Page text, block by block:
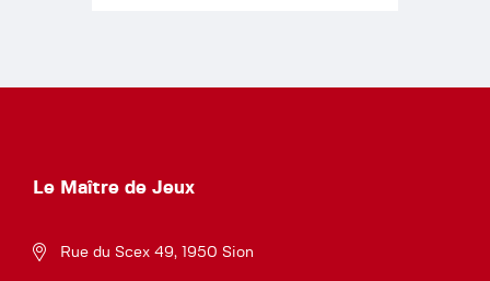
Le Maître de Jeux
Rue du Scex 49, 1950 Sion